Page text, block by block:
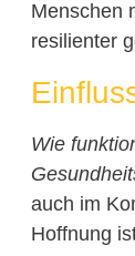
Menschen
resilienter
Wie
auch im
Hoffnung